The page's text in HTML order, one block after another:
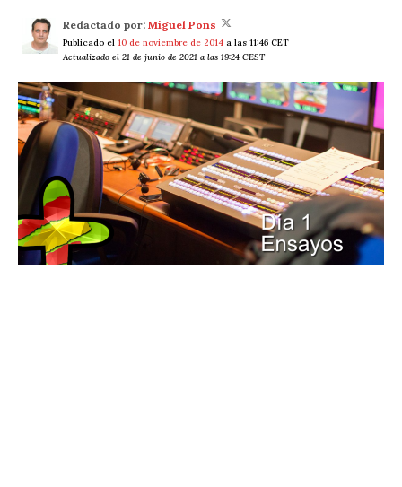
Redactado por: Miguel Pons
Publicado el 10 de noviembre de 2014 a las 11:46 CET
Actualizado el 21 de junio de 2021 a las 19:24 CEST